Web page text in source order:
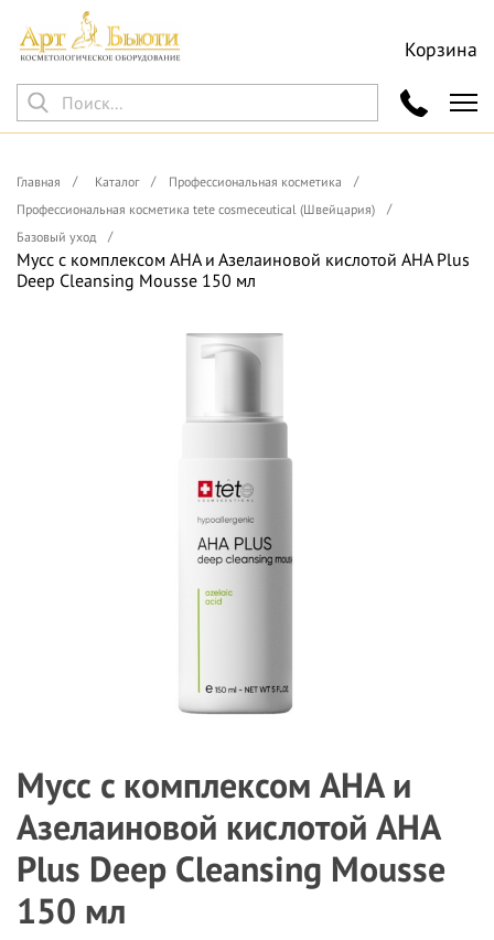
Корзина
Главная Каталог
Профессиональная косметика
Профессиональная косметика tete cosmeceutical (Швейцария)
Базовый уход
Мусс c комплексом AHA и Азелаиновой кислотой AHA Plus
Deep Cleansing Mousse 150 мл
Мусс c комплексом AHA и
Азелаиновой кислотой AHA
Plus Deep Cleansing Mousse
150 мл